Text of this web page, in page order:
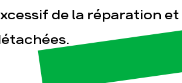
de la réparation